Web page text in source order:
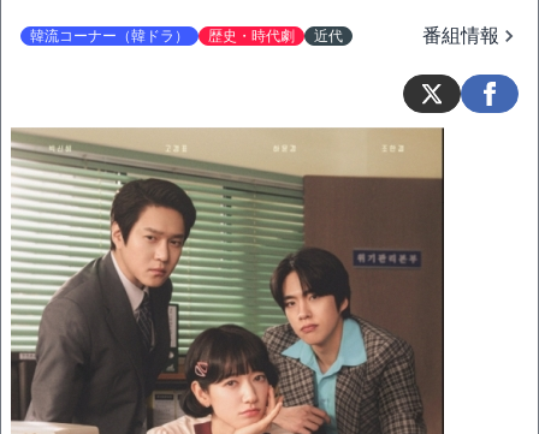
韓流コーナー（韓ドラ） 歴史・時代劇 近代 番組情報